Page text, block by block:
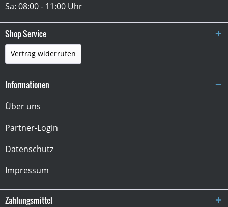
Sa: 08:00 - 11:00 Uhr
Shop Service
Vertrag widerrufen
Informationen
Über uns
Partner-Login
Datenschutz
Impressum
Zahlungsmittel